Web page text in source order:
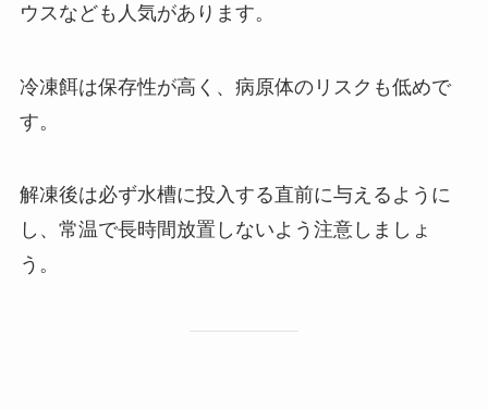
ウスなども人気があります。
冷凍餌は保存性が高く、病原体のリスクも低めで
す。
解凍後は必ず水槽に投入する直前に与えるように
し、常温で長時間放置しないよう注意しましょ
う。